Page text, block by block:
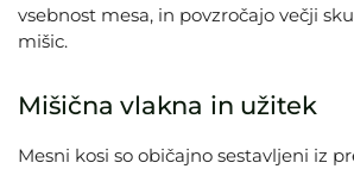
vsebnost mesa, in povzročajo večji
mišic.
Mišična vlakna in užitek
Mesni kosi so običajno sestavljeni iz